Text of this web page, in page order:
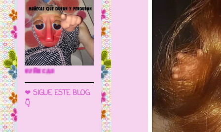
🌼 LA CUEVA DE LAS MUÑECAS
❤ SIGUE ESTE BLOG
👇